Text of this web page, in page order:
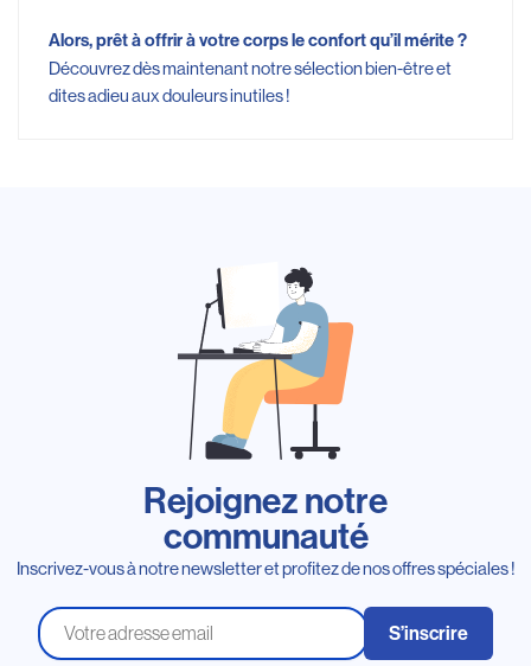
Alors, prêt à offrir à votre corps le confort qu’il mérite ?
Découvrez dès maintenant notre sélection bien-être et
dites adieu aux douleurs inutiles !
Rejoignez notre
communauté
Inscrivez-vous à notre newsletter et profitez de nos offres spéciales !
S’inscrire